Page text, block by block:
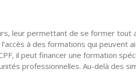
leur permettant de se former tout
à des formations qui
il peut financer une formation
professionnelles. Au-delà des